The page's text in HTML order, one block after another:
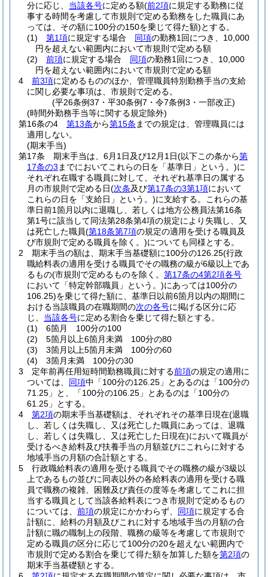
分に応じ、 当該各号に定める額(前2項に規定する勤務に従
事する時間を考慮して市規則で定める勤務をした職員にあ
っては、その額に100分の150を乗じて得た額)とする。
(1)
第1項に規定する場合 同項の勤務1回につき、10,000
円を超えない範囲内において市規則で定める額
(2)
前項に規定する場合 同項の勤務1回につき、10,000
円を超えない範囲内において市規則で定める額
4
前3項に定めるもののほか、管理職員特別勤務手当の支給
に関し必要な事項は、市規則で定める。
(平26条例37・平30条例7・令7条例3・一部改正)
(時間外勤務手当等に関する規定除外)
第16条の4
第13条から第15条 までの規定は、管理職員には
適用しない。
(期末手当)
第17条
期末手当は、6月1日及び12月1日(以下この条から第
17条の3 までにおいてこれらの日を「基準日」という。)に
それぞれ在職する職員に対して、それぞれ基準日の属する
月の市規則で定める日(次条及び第17条の3第1項において
これらの日を「支給日」という。)に支給する。
これらの基
準日前1箇月以内に退職し、若しくは地方公務員法第16条
第1号に該当して同法第28条第4項の規定により失職し、又
は死亡した職員(第18条第7項の規定の適用を受ける職員及
び市規則で定める職員を除く。)についても同様とする。
2
期末手当の額は、期末手当基礎額に100分の126.25(行政
職給料表の適用を受ける職員でその職務の級が6級以上であ
るもの(市規則で定めるものを除く。 第17条の4第2項各号
において「特定幹部職員」という。)にあっては100分の
106.25)を乗じて得た額に、基準日以前6箇月以内の期間に
おける当該職員の在職期間の次の各号に掲げる区分に応
じ、 当該各号に定める割合を乗じて得た額とする。
(1)
6箇月 100分の100
(2)
5箇月以上6箇月未満 100分の80
(3)
3箇月以上5箇月未満 100分の60
(4)
3箇月未満 100分の30
3
定年前再任用短時間勤務職員に対する前項の規定の適用に
ついては、 同項中「100分の126.25」とあるのは「100分の
71.25」と、「100分の106.25」とあるのは「100分の
61.25」とする。
4
第2項の期末手当基礎額は、それぞれその基準日現在(退職
し、若しくは失職し、又は死亡した職員にあっては、退職
し、若しくは失職し、又は死亡した日現在)において職員が
受けるべき給料及び扶養手当の月額並びにこれらに対する
地域手当の月額の合計額とする。
5
行政職給料表の適用を受ける職員でその職務の級が3級以
上であるもの並びに同表以外の各給料表の適用を受ける職
員で職務の複雑、困難及び責任の度等を考慮してこれに担
当する職員として当該各給料表につき市規則で定めるもの
については、 前項の規定にかかわらず、 同項に規定する合
計額に、給料の月額及びこれに対する地域手当の月額の合
計額に職の職制上の段階、職務の級等を考慮して市規則で
定める職員の区分に応じて100分の20を超えない範囲内で
市規則で定める割合を乗じて得た額を加算した額を第2項の
期末手当基礎額とする。